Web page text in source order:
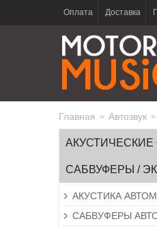
Оплата Доставка
Главная > автозвук >
САБВУФЕРЫ /
АКУСТИКА
САБВУФЕРЫ